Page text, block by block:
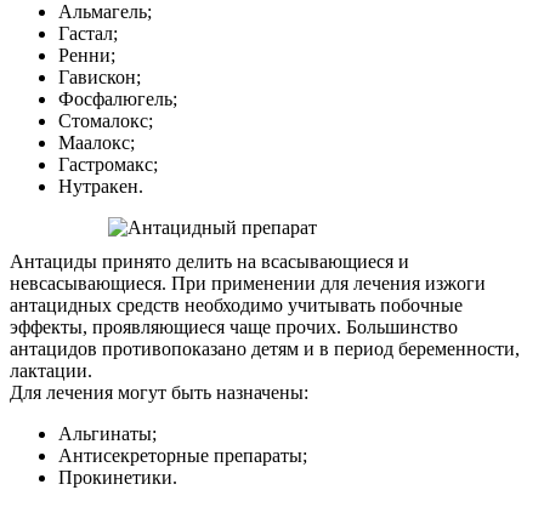
Альмагель;
Гастал;
Ренни;
Гавискон;
Фосфалюгель;
Стомалокс;
Маалокс;
Гастромакс;
Нутракен.
Антациды принято делить на всасывающиеся и
невсасывающиеся. При применении для лечения изжоги
антацидных средств необходимо учитывать побочные
эффекты, проявляющиеся чаще прочих. Большинство
антацидов противопоказано детям и в период беременности,
лактации.
Для лечения могут быть назначены:
Альгинаты;
Антисекреторные препараты;
Прокинетики.